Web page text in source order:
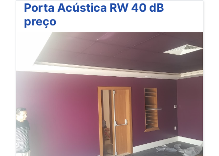
Porta Acústica RW 40 dB
preço